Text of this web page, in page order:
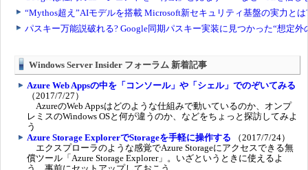
Windows Server Insider フォーラム 新着記事
Azure Web Appsの中を「コンソール」や「シェル」でのぞいてみる
（2017/7/27）
AzureのWeb Appsはどのような仕組みで動いているのか、オンプ
レミスのWindows OSと何が違うのか、などをちょっと探訪してみよ
う
Azure Storage ExplorerでStorageを手軽に操作する （2017/7/24）
エクスプローラのような感覚でAzure Storageにアクセスできる無
償ツール「Azure Storage Explorer」。いざというときに使えるよ